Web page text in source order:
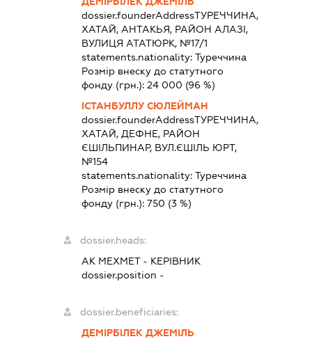
dossier.founderAddressТУРЕЧЧИНА,
ХАТАЙ, АНТАКЬЯ, РАЙОН АЛАЗІ,
ВУЛИЦЯ АТАТЮРК, №17/1
statements.nationality:Туреччина
Розмір внеску до статутного
фонду (грн.):24 000 (96 %)
ІСТАНБУЛЛУ СЮЛЕЙМАН
dossier.founderAddressТУРЕЧЧИНА,
ХАТАЙ, ДЕФНЕ, РАЙОН
ЄШІЛЬПИНАР, ВУЛ.ЄШІЛЬ ЮРТ,
№154
statements.nationality:Туреччина
Розмір внеску до статутного
фонду (грн.):750 (3 %)
dossier.heads:
АК МЕХМЕТ- КЕРІВНИК
dossier.position -
dossier.beneficiaries:
ДЕМІРБІЛЕК ДЖЕМІЛЬ